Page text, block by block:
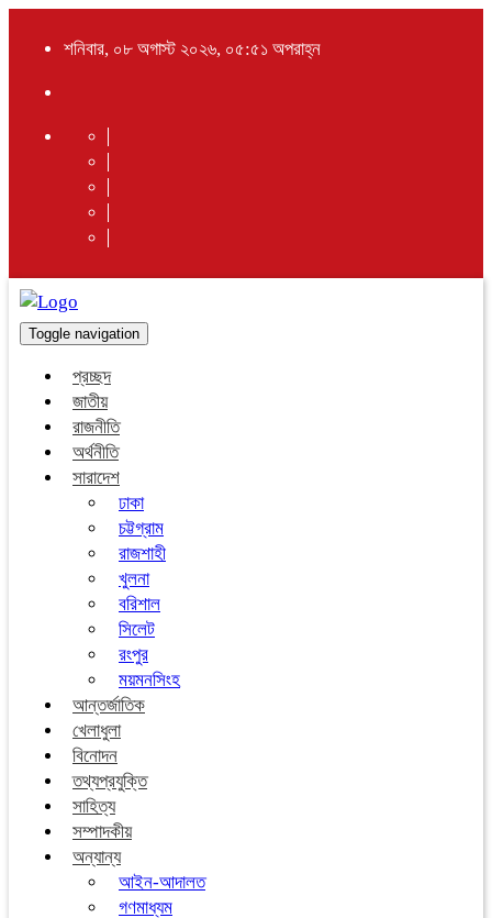
শনিবার, ০৮ অগাস্ট ২০২৬, ০৫:৫১ অপরাহ্ন
Toggle navigation
প্রচ্ছদ
জাতীয়
রাজনীতি
অর্থনীতি
সারাদেশ
ঢাকা
চট্টগ্রাম
রাজশাহী
খুলনা
বরিশাল
সিলেট
রংপুর
ময়মনসিংহ
আন্তর্জাতিক
খেলাধুলা
বিনোদন
তথ্যপ্রযুক্তি
সাহিত্য
সম্পাদকীয়
অন্যান্য
আইন-আদালত
গণমাধ্যম